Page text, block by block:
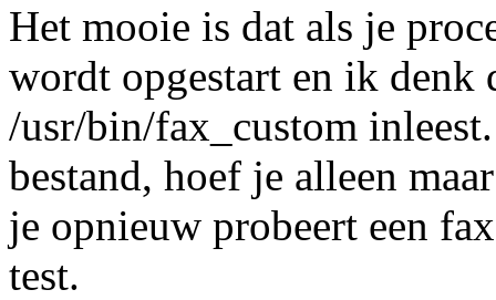
Het mooie is dat als je
wordt opgestart en ik denk
/usr/bin/fax_custom
bestand, hoef je alleen
je opnieuw probeert een
test.